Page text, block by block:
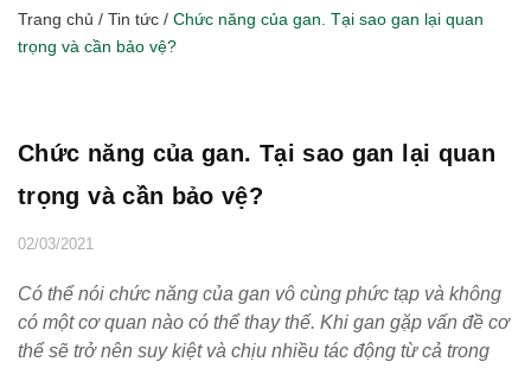
Trang chủ / Tin tức / Chức năng của gan. Tại sao gan lại quan
trọng và cần bảo vệ?
Chức năng của gan. Tại sao gan lại quan
trọng và cần bảo vệ?
02/03/2021
Có thể nói chức năng của gan vô cùng phức tạp và không
có một cơ quan nào có thể thay thế. Khi gan gặp vấn đề cơ
thể sẽ trở nên suy kiệt và chịu nhiều tác động từ cả trong